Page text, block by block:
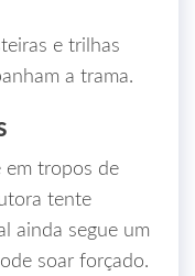
e trilhas
a trama.
em tropos de
tente
ainda segue um
soar forçado.